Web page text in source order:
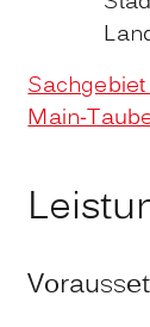
Main-